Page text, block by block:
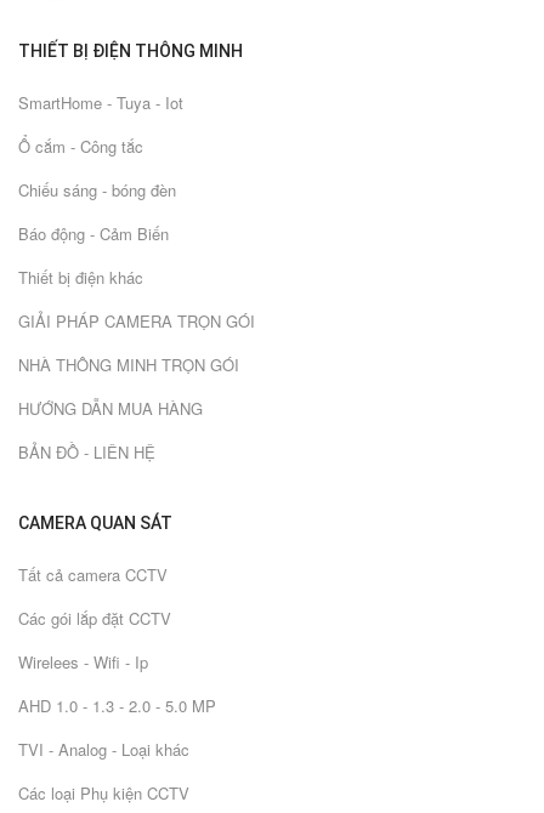
THIẾT BỊ ĐIỆN THÔNG MINH
SmartHome - Tuya - Iot
Ổ cắm - Công tắc
Chiếu sáng - bóng đèn
Báo động - Cảm Biến
Thiết bị điện khác
GIẢI PHÁP CAMERA TRỌN GÓI
NHÀ THÔNG MINH TRỌN GÓI
HƯỚNG DẪN MUA HÀNG
BẢN ĐỒ - LIÊN HỆ
CAMERA QUAN SÁT
Tất cả camera CCTV
Các gói lắp đặt CCTV
Wirelees - Wifi - Ip
AHD 1.0 - 1.3 - 2.0 - 5.0 MP
TVI - Analog - Loại khác
Các loại Phụ kiện CCTV